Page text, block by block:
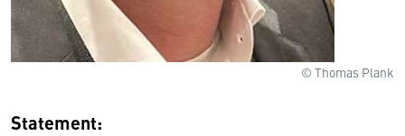
© Thomas Plank
Statement: